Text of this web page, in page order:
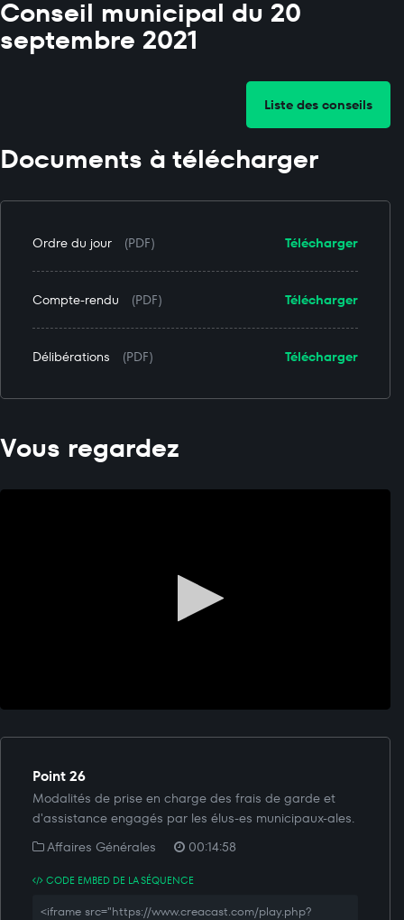
Conseil municipal du 20
septembre 2021
Liste des conseils
Documents à télécharger
Télécharger
Ordre du jour (PDF)
Télécharger
Compte-rendu (PDF)
Télécharger
Délibérations (PDF)
Vous regardez
Point 26
Modalités de prise en charge des frais de garde et
d'assistance engagés par les élus-es municipaux-ales.
Affaires Générales
00:14:58
CODE EMBED DE LA SÉQUENCE
<iframe src="https://www.creacast.com/play.php?